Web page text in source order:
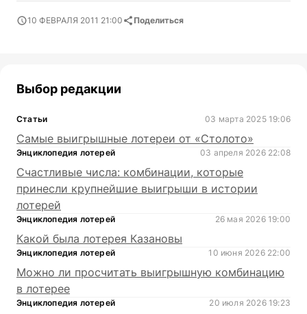
10 ФЕВРАЛЯ 2011 21:00 Поделиться
Выбор редакции
Статьи 03 марта 2025 19:06
Самые выигрышные лотереи от «Столото»
Энциклопедия лотерей 03 апреля 2026 22:08
Счастливые числа: комбинации, которые
принесли крупнейшие выигрыши в истории
лотерей
Энциклопедия лотерей 26 мая 2026 19:00
Какой была лотерея Казановы
Энциклопедия лотерей 10 июня 2026 22:00
Можно ли просчитать выигрышную комбинацию
в лотерее
Энциклопедия лотерей 20 июля 2026 19:23